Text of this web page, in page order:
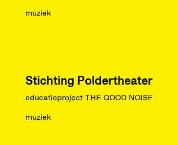
muziek
Stichting Poldertheater
educatieproject THE GOOD NOISE
muziek